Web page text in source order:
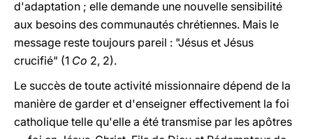
d'adaptation ; elle demande une nouvelle sensibilité
aux besoins des communautés chrétiennes. Mais le
message reste toujours pareil : "Jésus et Jésus
crucifié" (1 Co 2, 2).
Le succès de toute activité missionnaire dépend de la
manière de garder et d'enseigner effectivement la foi
catholique telle qu'elle a été transmise par les apôtres